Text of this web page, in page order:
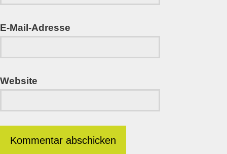
E-Mail-Adresse
Website